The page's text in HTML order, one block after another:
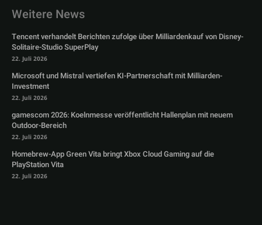
Weitere News
Tencent verhandelt Berichten zufolge über Milliardenkauf von Disney-
Solitaire-Studio SuperPlay
22. Juli 2026
Microsoft und Mistral vertiefen KI-Partnerschaft mit Milliarden-
Investment
22. Juli 2026
gamescom 2026: Koelnmesse veröffentlicht Hallenplan mit neuem
Outdoor-Bereich
22. Juli 2026
Homebrew-App Green Vita bringt Xbox Cloud Gaming auf die
PlayStation Vita
22. Juli 2026